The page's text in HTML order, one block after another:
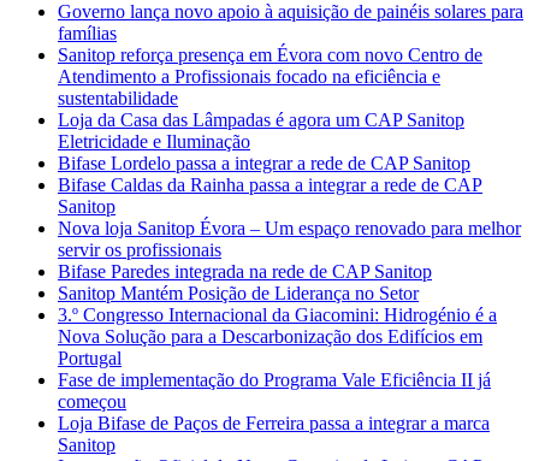
Governo lança novo apoio à aquisição de painéis solares para
famílias
Sanitop reforça presença em Évora com novo Centro de
Atendimento a Profissionais focado na eficiência e
sustentabilidade
Loja da Casa das Lâmpadas é agora um CAP Sanitop
Eletricidade e Iluminação
Bifase Lordelo passa a integrar a rede de CAP Sanitop
Bifase Caldas da Rainha passa a integrar a rede de CAP
Sanitop
Nova loja Sanitop Évora – Um espaço renovado para melhor
servir os profissionais
Bifase Paredes integrada na rede de CAP Sanitop
Sanitop Mantém Posição de Liderança no Setor
3.º Congresso Internacional da Giacomini: Hidrogénio é a
Nova Solução para a Descarbonização dos Edifícios em
Portugal
Fase de implementação do Programa Vale Eficiência II já
começou
Loja Bifase de Paços de Ferreira passa a integrar a marca
Sanitop